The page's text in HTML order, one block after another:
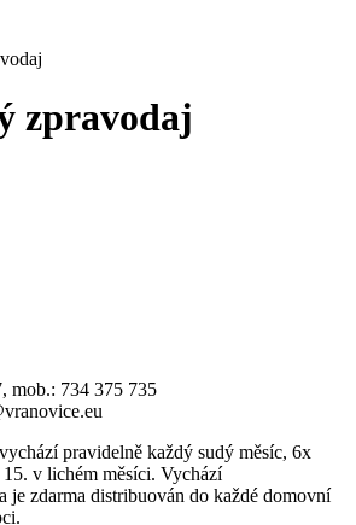
zpravodaj
mob.: 734 375 735
pravidelně každý sudý měsíc, 6x
v lichém měsíci. Vychází
je zdarma distribuován do každé domovní